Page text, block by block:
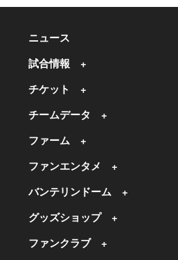
ニュース
試合情報
チケット
チームデータ
ファーム
ファンエンタメ
バンテリンドーム
グッズショップ
ファンクラブ